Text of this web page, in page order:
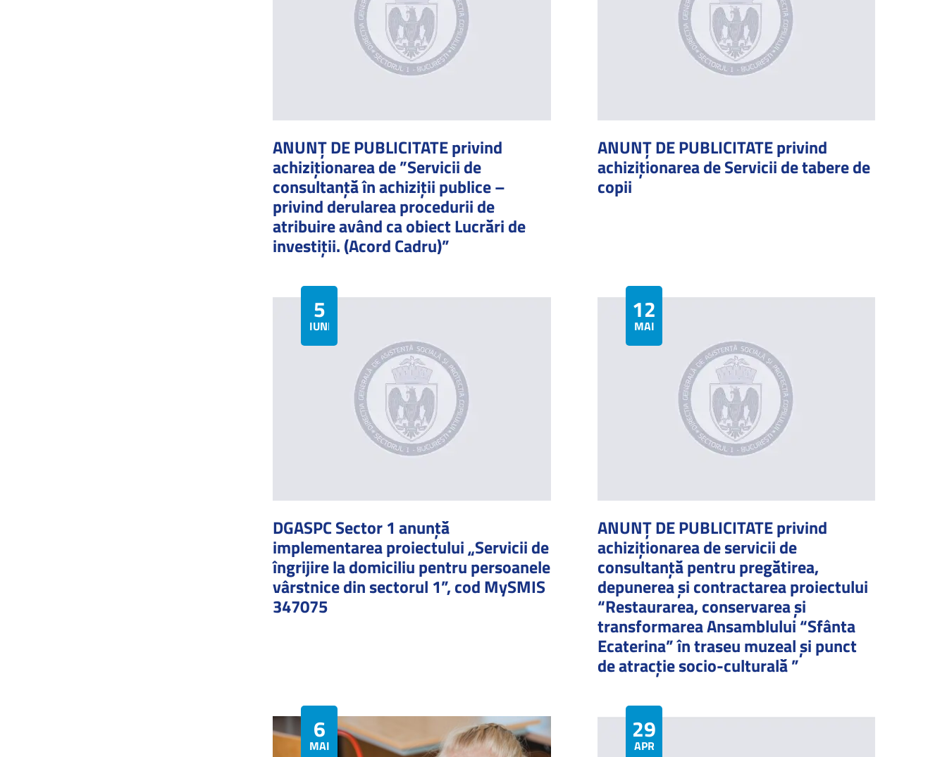
ANUNȚ DE PUBLICITATE privind
achiziționarea de ”Servicii de
consultanță în achiziții publice –
privind derularea procedurii de
atribuire având ca obiect Lucrări de
investiții. (Acord Cadru)”
ANUNȚ DE PUBLICITATE privind
achiziționarea de Servicii de tabere de
copii
5
IUNIE
DGASPC Sector 1 anunță
implementarea proiectului „Servicii de
îngrijire la domiciliu pentru persoanele
vârstnice din sectorul 1”, cod MySMIS
347075
12
MAI
ANUNȚ DE PUBLICITATE privind
achiziționarea de servicii de
consultanță pentru pregătirea,
depunerea și contractarea proiectului
“Restaurarea, conservarea și
transformarea Ansamblului “Sfânta
Ecaterina” în traseu muzeal și punct
de atracție socio-culturală ”
6
MAI
29
APRILIE